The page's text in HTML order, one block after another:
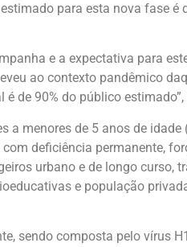
para esta nova fase é
e a expectativa para
ao contexto pandêmico
de 90% do público estimado”,
menores de 5 anos de idade
deficiência permanente,
urbano e de longo curso,
e população
sendo composta pelo vírus